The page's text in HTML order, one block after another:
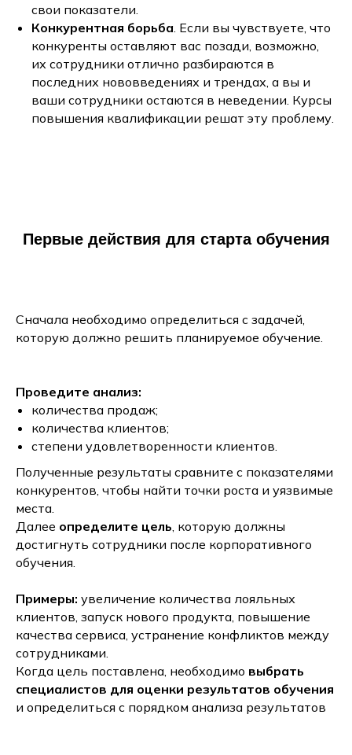
свои показатели.
Конкурентная борьба. Если вы чувствуете, что
конкуренты оставляют вас позади, возможно,
их сотрудники отлично разбираются в
последних нововведениях и трендах, а вы и
ваши сотрудники остаются в неведении. Курсы
повышения квалификации решат эту проблему.
Первые действия для старта обучения
Сначала необходимо определиться с задачей,
которую должно решить планируемое обучение.
Проведите анализ:
количества продаж;
количества клиентов;
степени удовлетворенности клиентов.
Полученные результаты сравните с показателями
конкурентов, чтобы найти точки роста и уязвимые
места.
Далее определите цель, которую должны
достигнуть сотрудники после корпоративного
обучения.
Примеры: увеличение количества лояльных
клиентов, запуск нового продукта, повышение
качества сервиса, устранение конфликтов между
сотрудниками.
Когда цель поставлена, необходимо выбрать
специалистов для оценки результатов обучения
и определиться с порядком анализа результатов